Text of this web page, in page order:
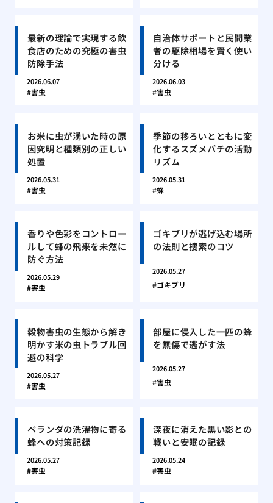
最新の理論で実現する飲
食店のための究極の害虫
防除手法
2026.06.07
害虫
自治体サポートと民間業
者の駆除相場を賢く使い
分ける
2026.06.03
害虫
お米に虫が湧いた時の原
因究明と種類別の正しい
処置
2026.05.31
害虫
季節の移ろいとともに変
化するスズメバチの活動
リズム
2026.05.31
蜂
香りや色彩をコントロー
ルして蜂の飛来を未然に
防ぐ方法
2026.05.29
害虫
ゴキブリが逃げ込む場所
の法則と捜索のコツ
2026.05.27
ゴキブリ
穀物害虫の生態から解き
明かす米の虫トラブル回
避の科学
2026.05.27
害虫
部屋に侵入した一匹の蜂
を無傷で逃がす法
2026.05.27
害虫
ベランダの洗濯物に寄る
蜂への対策記録
2026.05.27
害虫
深夜に消えた黒い影との
戦いと安眠の記録
2026.05.24
害虫